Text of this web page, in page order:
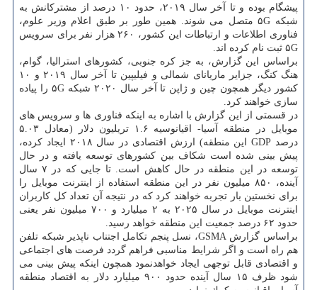
پیشگام بوده و تا آخر سال ۲۰۱۹، حدود ۱۰ درصد از مشتركانش به
شبكه ۵G متصل می شوند. همین طور بر طبق اعلام وزیر علوم،
فناوری اطلاعات و ارتباطات این كشور، ۲۶۰ هزار نفر برای سرویس
۵G ثبت نام كرده اند.
براساس این گزارش، به جز كره جنوبی، كشورهای استرالیا، گوام،
هنگ كنگ، جزایر ماریانای شمالی و فیلیپین تا آخر سال ۲۰۱۹ و ۱۰
كشور دیگر همچون چین و ژاپن تا آخر سال ۲۰۲۰ شبكه ۵G را پیاده
سازی خواهند كرد.
در قسمتی از این گزارش با اشاره به اینكه فناوری ها و سرویس های
موبایل در منطقه آسیا- اقیانوسیه ۱.۶ تریلیون دلار (معادل ۵.۰۳
درصد GDP این منطقه) ارزش اقتصادی در سال ۲۰۱۸ ایجاد كرده،
پیش بینی شده است شكاف بین كشورهای توسعه یافته و در حال
توسعه در این منطقه در حال كاهش است. تا جایی كه در ۷ سال
آینده، ۸۵۰ میلیون نفر در این منطقه استفاده از اینترنت موبایل را
برای نخستین بار تجربه خواهند كرد كه در نتیجه آن تعداد كل كاربران
اینترنت موبایل در سال ۲۰۲۵ به ۲ میلیارد و ۷۰۰ میلیون نفر یعنی
حدود ۶۲ درصد جمعیت این منطقه خواهد رسید.
براساس گزارش GSMA، نسل پنجم تكامل اجتناب ناپذیر شبكه تلفن
هم راه است و اگر شرایط مناسبی فراهم گردد فرصت های اجتماعی
و اقتصادی قابل توجهی ایجاد خواهدنمود همچون اینكه پیش بینی می
شود ظرف ۱۵ سال آینده حدود ۹۰۰ میلیارد دلار به اقتصاد منطقه